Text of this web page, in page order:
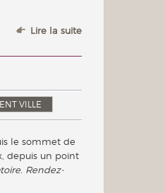
Lire la suite
VILLE
le sommet de
depuis un point
Rendez-